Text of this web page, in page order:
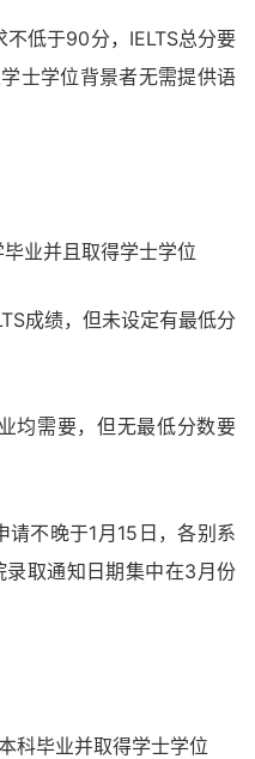
低于90分，IELTS总分要
士学位背景者无需提供语
业并且取得学士学位
成绩，但未设定有最低分
均需要，但无最低分数要
不晚于1月15日，各别系
录取通知日期集中在3月份
科毕业并取得学士学位